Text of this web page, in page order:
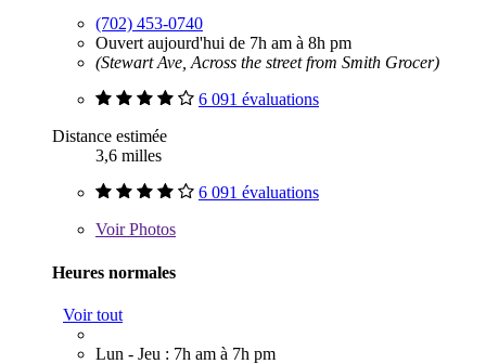
(702) 453-0740
Ouvert aujourd'hui de 7h am à 8h pm
(Stewart Ave, Across the street from Smith Grocer)
6 091 évaluations
Distance estimée
3,6 milles
6 091 évaluations
VoirPhotos
Heures normales
Voir tout
Lun - Jeu : 7h am à 7h pm